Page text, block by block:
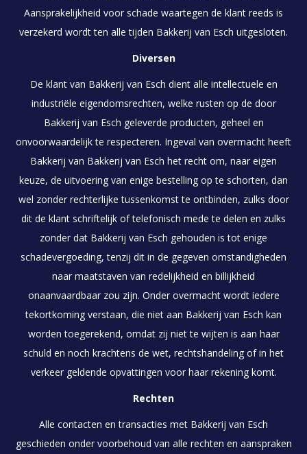
Aansprakelijkheid voor schade waartegen de klant reeds is
verzekerd wordt ten alle tijden Bakkerij van Esch uitgesloten.
Diversen
De klant van Bakkerij van Esch dient alle intellectuele en
industriële eigendomsrechten, welke rusten op de door
Bakkerij van Esch geleverde producten, geheel en
onvoorwaardelijk te respecteren. Ingeval van overmacht heeft
Bakkerij van Bakkerij van Esch het recht om, naar eigen
keuze, de uitvoering van enige bestelling op te schorten, dan
wel zonder rechterlijke tussenkomst te ontbinden, zulks door
dit de klant schriftelijk of telefonisch mede te delen en zulks
zonder dat Bakkerij van Esch gehouden is tot enige
schadevergoeding, tenzij dit in de gegeven omstandigheden
naar maatstaven van redelijkheid en billijkheid
onaanvaardbaar zou zijn. Onder overmacht wordt iedere
tekortkoming verstaan, die niet aan Bakkerij van Esch kan
worden toegerekend, omdat zij niet te wijten is aan haar
schuld en noch krachtens de wet, rechtshandeling of in het
verkeer geldende opvattingen voor haar rekening komt.
Rechten
Alle contacten en transacties met Bakkerij van Esch
geschieden onder voorbehoud van alle rechten en aanspraken